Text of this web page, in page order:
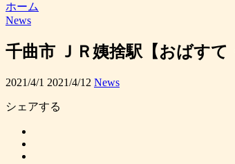
ホーム
News
千曲市 ＪＲ姨捨駅【おばす
2021/4/1 2021/4/12 News
シェアする